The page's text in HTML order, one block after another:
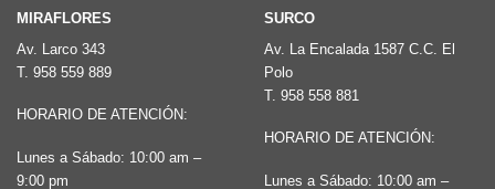
MIRAFLORES
Av. Larco 343
T. 958 559 889
HORARIO DE ATENCIÓN:
Lunes a Sábado: 10:00 am –
9:00 pm
SURCO
Av. La Encalada 1587 C.C. El
Polo
T. 958 558 881
HORARIO DE ATENCIÓN:
Lunes a Sábado: 10:00 am –